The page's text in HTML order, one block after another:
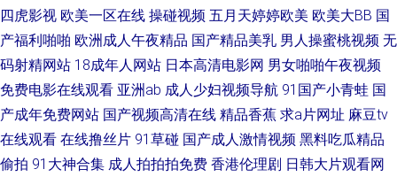
院 亚洲AU 99色精品 国产酒店自拍 男人网站 伪娘自慰 97人妻资源 国产ts伪
娘 男人必备69视频 伊人色图 草逼小电影 美女瑟瑟视频 午夜福利影院播放
97超碰在线免费 国产精品国产自产 欧美变态综合 午夜福利成人网站 超碰在
线97日本 美女奸三级 亚州色色影院 AV剧场 黄色高清免费网站 人妖狼人另类
四虎影视 欧美一区在线 操碰视频 五月天婷婷欧美 欧美大BB 国
产福利啪啪 欧洲成人午夜精品 国产精品美乳 男人操蜜桃视频 无
码射精网站 18成年人网站 日本高清电影网 男女啪啪午夜视频
免费电影在线观看 亚洲ab 成人少妇视频导航 91国产小青蛙 国
产成年免费网站 国产视频高清在线 精品香蕉 求a片网址 麻豆tv
在线观看 在线撸丝片 91草碰 国产成人激情视频 黑料吃瓜精品
偷拍 91大神合集 成人拍拍拍免费 香港伦理剧 日韩大片观看网